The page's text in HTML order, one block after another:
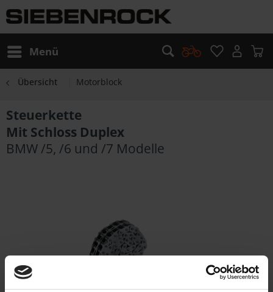
Menü
Übersicht Motorblock
Steuerkette
Mit Schloss Duplex
BMW /5, /6 und /7 Modelle